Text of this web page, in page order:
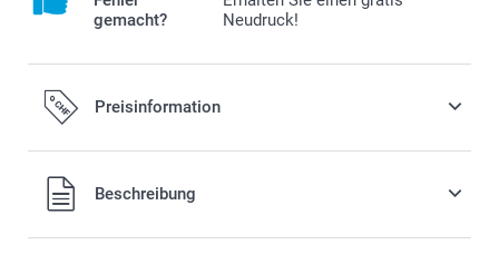
gemacht?
Neudruck!
Preisinformation
Alle Preise verstehen sich in Schweizer Franken (CHF) inkl.
MwSt. und zzgl. Versandkosten.
Beschreibung